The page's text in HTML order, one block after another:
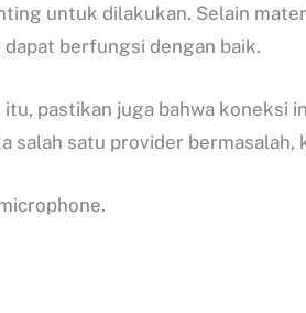
untuk dilakukan. Selain
berfungsi dengan baik.
pastikan juga bahwa
salah satu provider